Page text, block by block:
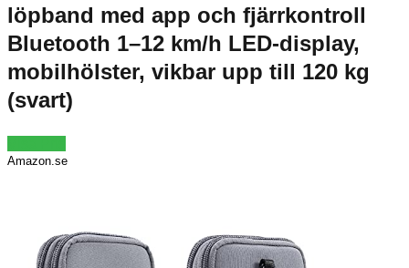
löpband med app och fjärrkontroll
Bluetooth 1–12 km/h LED-display,
mobilhölster, vikbar upp till 120 kg
(svart)
Amazon.se